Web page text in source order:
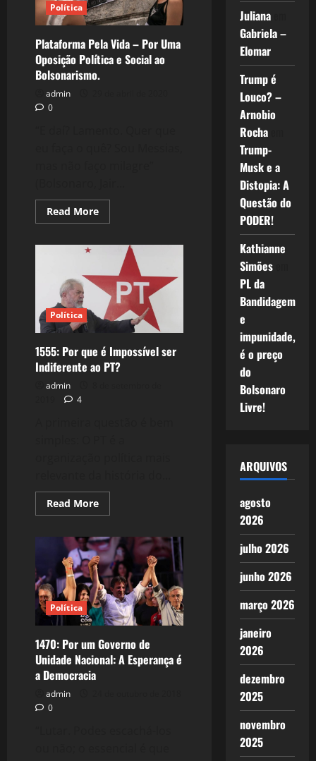
Contraditório,
Sem
Vitória
Derrota!
Política
Plataforma Pela Vida – Por Uma
Oposição Política e Social ao
Bolsonarismo.
admin
0
Read MoreRead
more
Por
Uma
Oposição
Política
e
Social
Bolsonarismo.
Política
1555: Por que é Impossível ser
Indiferente ao PT?
admin
4
Read MoreRead
more
Por
que
é
Impossível
ser
Indiferente
ao
PT?
Política
1470: Por um Governo de
Unidade Nacional: A Esperança é
a Democracia
admin
0
Julianaem
Gabriela –
Elomar
Trump é
Louco? –
Arnobio
Rochaem
Trump-
Musk e a
Distopia: A
Questão do
PODER!
Kathianne
Simõesem
PL da
Bandidagem
e
impunidade,
é o preço
do
Bolsonaro
Livre!
ARQUIVOS
agosto
2026
julho 2026
junho 2026
março 2026
janeiro
2026
dezembro
2025
novembro
2025